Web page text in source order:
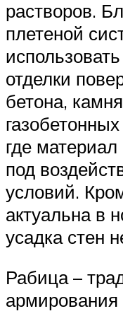
растворов.
плетеной
отделки
бетона,
где
под
условий.
актуальна в
усадка стен
Рабица –
армирования